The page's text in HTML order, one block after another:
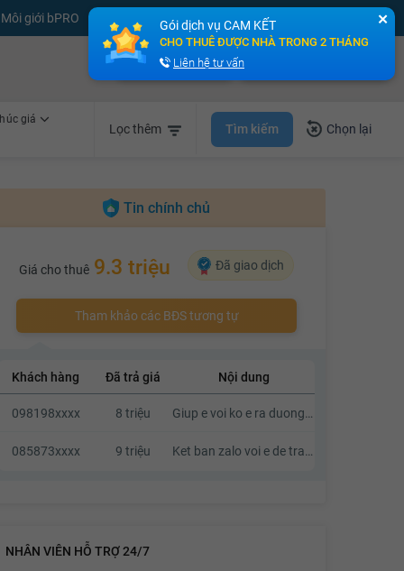
giới bPRO Đăng tin miễn phí Đăng ký
Bán nhà nhanh
giá
Lọc thêm Tìm kiếm Chọn lại
Tin chính chủ
Giá cho thuê 9.3 triệu Đã giao dịch
Tham khảo các BĐS tương tự
Khách hàng Đã trả giá Nội dung
098198xxxx 8 triệu Giup e voi ko e ra duong mat . Kb zalo e voi a
085873xxxx 9 triệu Ket ban zalo voi e de trao doi dx k a
NHÂN VIÊN HỖ TRỢ 24/7
✕
Gói dịch vụ CAM KẾT
CHO THUÊ ĐƯỢC NHÀ TRONG 2 THÁNG
Liên hệ tư vấn